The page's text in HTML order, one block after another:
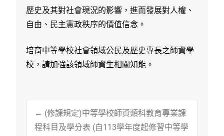
歷史及其對社會現況的影響，進而發展對人權、
自由、民主憲政秩序的價值信念。
培育中等學校社會領域公民及歷史專長之師資學
校，請加強該領域師資生相關知能。
Post
← (修課規定)中等學校師資類科教育專業課
程科目及學分表 (自113學年度起修習中等學